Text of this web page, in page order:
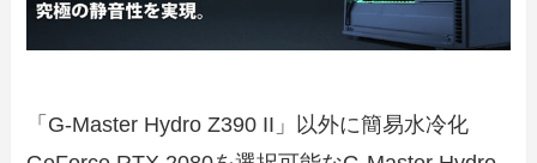
「G-Master Hydro Z390 II」以外に簡易水冷化